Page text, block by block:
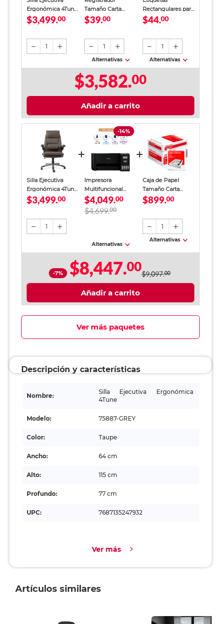
Ergonómica 4Tune
Taupe
$3,499.00
1
Tamaño Carta
Office Depot
$39.00
1
Alternativas
Rectangulares para
Imprimir Tuk-Stik
$44.00
1
Alternativas
$3,582.00
Añadir a carrito
Silla Ejecutiva
Ergonómica 4Tune
Taupe
$3,499.00
1
-14%
Impresora
Multifuncional
Epson EcoTank
L3251 Inyección de
Tinta Color Wi-Fi
$4,049.00
$4,699.00
Alternativas
Caja de Papel
Tamaño Carta
Office Depot
$899.00
1
Alternativas
-7% $8,447.00$9,097.00
Añadir a carrito
Ver más paquetes
Descripción y características
Nombre:
Silla Ejecutiva Ergonómica
4Tune
Modelo: 75887-GREY
Color: Taupe
Ancho: 64 cm
Alto: 115 cm
Profundo: 77 cm
UPC: 7687135247932
Ver más
Artículos similares